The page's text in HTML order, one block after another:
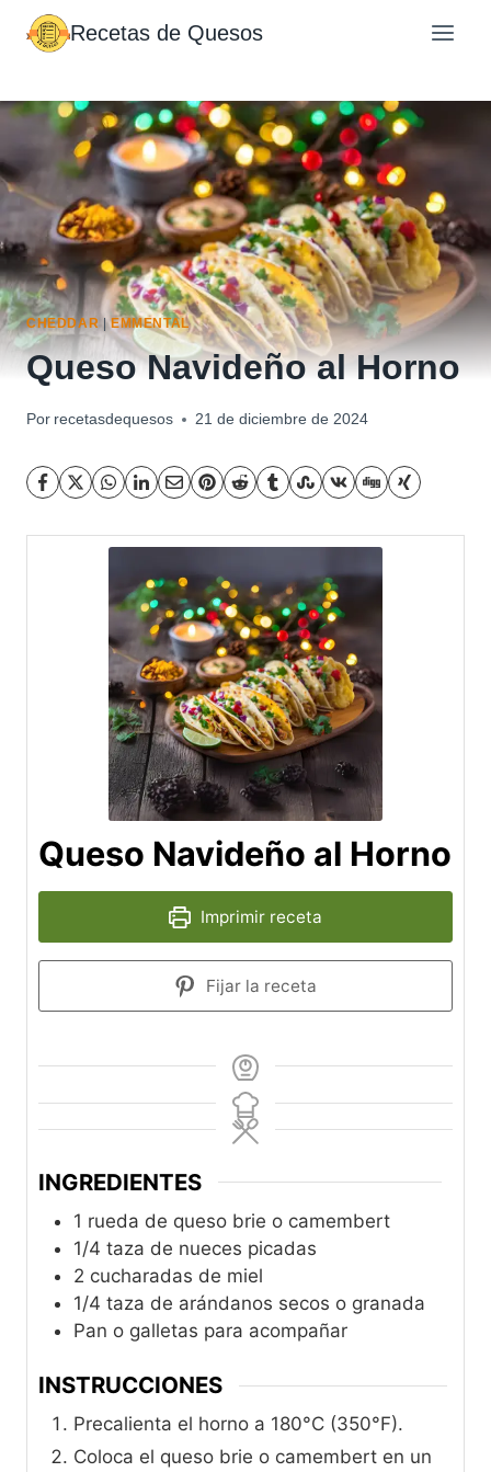
Saltar
Recetas de Quesos
CHEDDAR |EMMENTAL
Queso Navideño al Horno
Por recetasdequesos 21 de diciembre de 2024
Queso Navideño al Horno
Imprimir receta
Fijar la receta
INGREDIENTES
1 rueda de queso brie o camembert
1/4 taza de nueces picadas
2 cucharadas de miel
1/4 taza de arándanos secos o granada
Pan o galletas para acompañar
INSTRUCCIONES
Precalienta el horno a 180°C (350°F).
Coloca el queso brie o camembert en un